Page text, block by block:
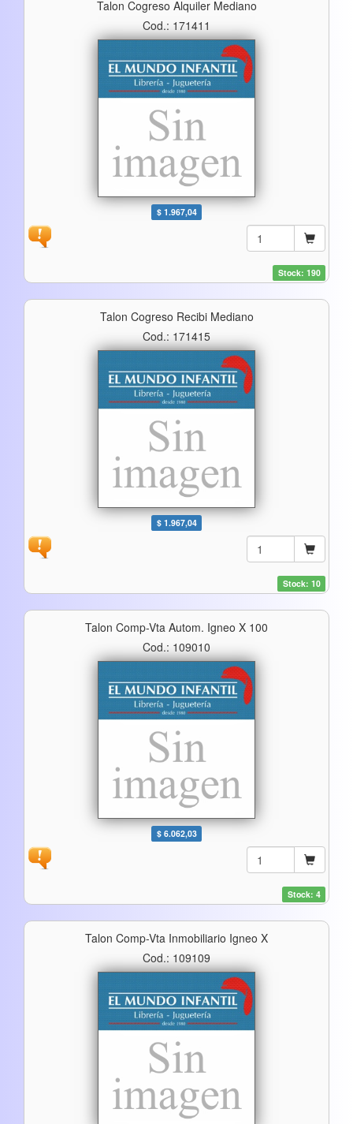
Talon Cogreso Alquiler Mediano
Cod.: 171411
$ 1.967,04
Stock: 190
Talon Cogreso Recibi Mediano
Cod.: 171415
$ 1.967,04
Stock: 10
Talon Comp-Vta Autom. Igneo X 100
Cod.: 109010
$ 6.062,03
Stock: 4
Talon Comp-Vta Inmobiliario Igneo X
Cod.: 109109